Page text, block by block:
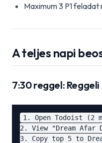
Maximum 3 P1
A teljes napi
7:30 reggel: Reggeli
1. Open Todoist (2
2. View "Dream
3. Copy top 5 to